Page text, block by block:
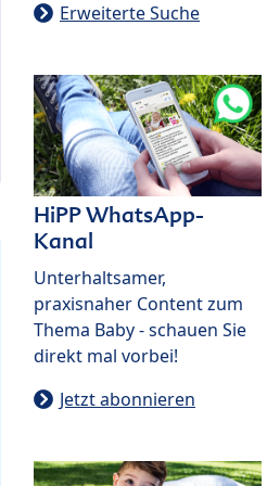
Erweiterte Suche
HiPP WhatsApp-
Kanal
Unterhaltsamer,
praxisnaher Content zum
Thema Baby - schauen Sie
direkt mal vorbei!
Jetzt abonnieren